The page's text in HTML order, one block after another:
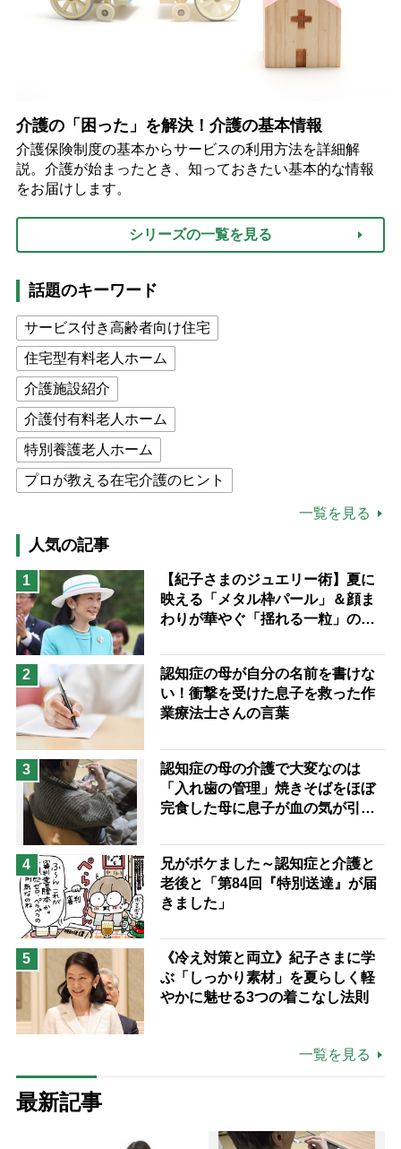
介護の「困った」を解決！介護の基本情報
介護保険制度の基本からサービスの利用方法を詳細解
説。介護が始まったとき、知っておきたい基本的な情報
をお届けします。
シリーズの一覧を見る
話題のキーワード
サービス付き高齢者向け住宅
住宅型有料老人ホーム
介護施設紹介
介護付有料老人ホーム
特別養護老人ホーム
プロが教える在宅介護のヒント
高木ブー
ケアマネジャー
猫が母になつきません
息子の遠距離介護サバイバル術
兄がボケました
予防法
一覧を見る
人気の記事
1
【紀子さまのジュエリー術】夏に
映える「メタル枠パール」＆顔ま
わりが華やぐ「揺れる一粒」の使
2
認知症の母が自分の名前を書けな
い！衝撃を受けた息子を救った作
業療法士さんの言葉
3
認知症の母の介護で大変なのは
「入れ歯の管理」焼きそばをほぼ
完食した母に息子が血の気が引い
4
兄がボケました～認知症と介護と
老後と「第84回『特別送達』が届
きました」
5
《冷え対策と両立》紀子さまに学
ぶ「しっかり素材」を夏らしく軽
やかに魅せる3つの着こなし法則
一覧を見る
最新記事